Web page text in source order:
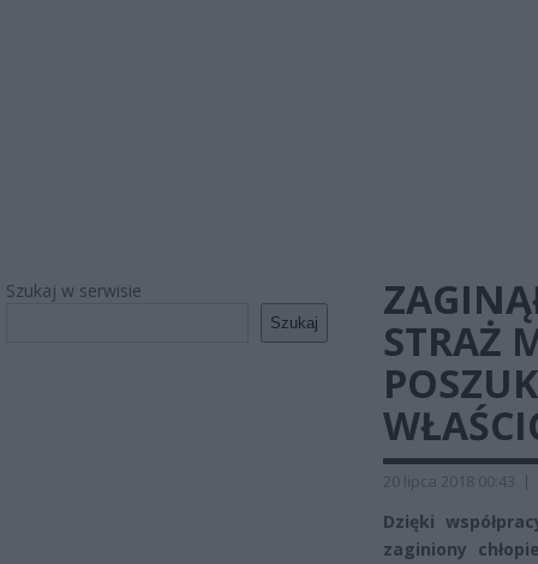
Szukaj w serwisie
Szukaj
STRAŻ
20 lipca 2018 00:43 |
Dzięki
zaginiony